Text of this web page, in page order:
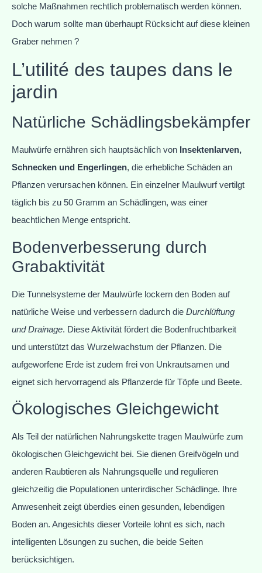
solche Maßnahmen rechtlich problematisch werden können.
Doch warum sollte man überhaupt Rücksicht auf diese kleinen
Graber nehmen ?
L’utilité des taupes dans le
jardin
Natürliche Schädlingsbekämpfer
Maulwürfe ernähren sich hauptsächlich von Insektenlarven,
Schnecken und Engerlingen, die erhebliche Schäden an
Pflanzen verursachen können. Ein einzelner Maulwurf vertilgt
täglich bis zu 50 Gramm an Schädlingen, was einer
beachtlichen Menge entspricht.
Bodenverbesserung durch
Grabaktivität
Die Tunnelsysteme der Maulwürfe lockern den Boden auf
natürliche Weise und verbessern dadurch die Durchlüftung
und Drainage. Diese Aktivität fördert die Bodenfruchtbarkeit
und unterstützt das Wurzelwachstum der Pflanzen. Die
aufgeworfene Erde ist zudem frei von Unkrautsamen und
eignet sich hervorragend als Pflanzerde für Töpfe und Beete.
Ökologisches Gleichgewicht
Als Teil der natürlichen Nahrungskette tragen Maulwürfe zum
ökologischen Gleichgewicht bei. Sie dienen Greifvögeln und
anderen Raubtieren als Nahrungsquelle und regulieren
gleichzeitig die Populationen unterirdischer Schädlinge. Ihre
Anwesenheit zeigt überdies einen gesunden, lebendigen
Boden an. Angesichts dieser Vorteile lohnt es sich, nach
intelligenten Lösungen zu suchen, die beide Seiten
berücksichtigen.